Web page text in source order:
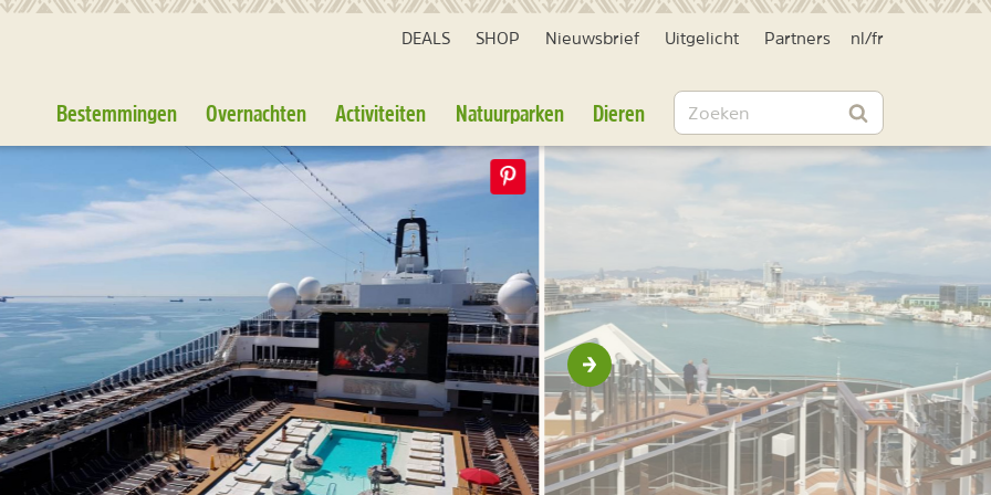
DEALS SHOP Nieuwsbrief Uitgelicht Partners nl /fr
Bestemmingen Overnachten Activiteiten Natuurparken Dieren Zoeken
Zoeken
Volgende